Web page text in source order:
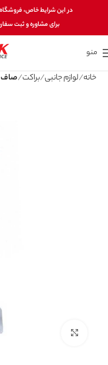
در این شرایط خاص،
برای مشاوره و ثبت
منو
خانه لوازم جانبی براکت صاف
برای بزرگنمایی